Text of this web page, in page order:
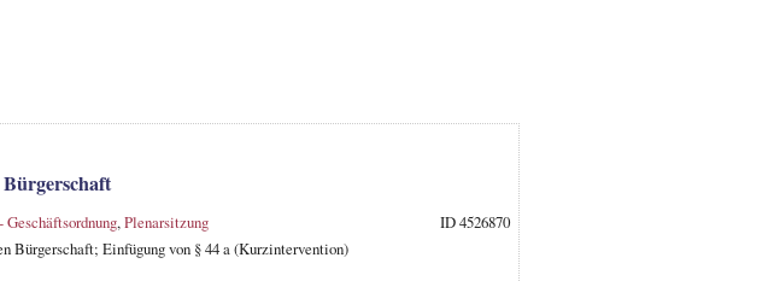
,Plenarsitzung
ID 4526870
Bürgerschaft; Einfügung von § 44 a (Kurzintervention)